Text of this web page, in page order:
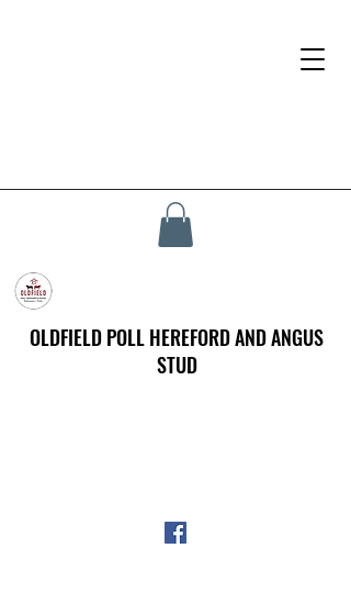
OLDFIELD POLL HEREFORD AND ANGUS
STUD